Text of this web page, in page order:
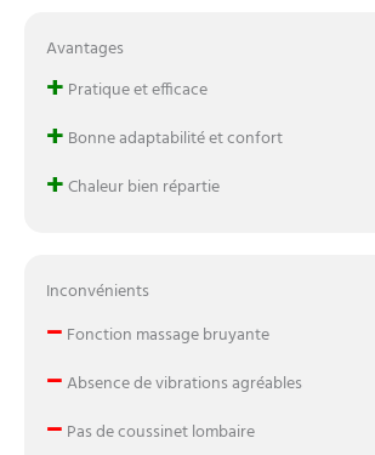
Avantages
+ Pratique et efficace
+ Bonne adaptabilité et confort
+Chaleur bien répartie
Inconvénients
– Fonction massage bruyante
–Absence de vibrations agréables
– Pas de coussinet lombaire